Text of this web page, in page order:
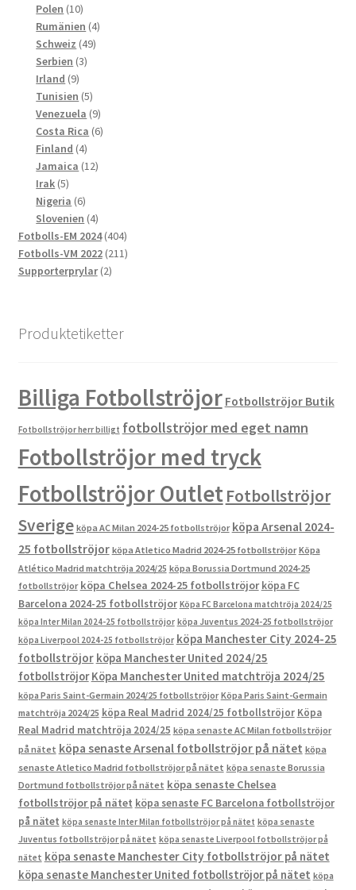
Polen 1010
produkter
Rumänien 44
Schweiz 4949
Serbien 33
Irland 99
produkter
Tunisien 55
produkter
Venezuela 99
produkter
Costa Rica 66
Finland 44
produkter
Jamaica 1212
Irak 55
produkter
Nigeria 66
produkter
Slovenien 44
produkter
Fotbolls-EM 2024 404404
produkter
Fotbolls-VM 2022 211211
Supporterprylar 22
Produktetiketter
Billiga Fotbollströjor Fotbollströjor Butik
Fotbollströjor herr billigt fotbollströjor med eget namn
Fotbollströjor med tryck
Fotbollströjor OutletFotbollströjor
Sverige köpa AC Milan 2024-25 fotbollströjor köpa Arsenal 2024-
25 fotbollströjor köpa Atletico Madrid 2024-25 fotbollströjor Köpa
Atlético Madrid matchtröja 2024/25 köpa Borussia Dortmund 2024-25
fotbollströjor köpa Chelsea 2024-25 fotbollströjor köpa FC
Barcelona 2024-25 fotbollströjor Köpa FC Barcelona matchtröja 2024/25
köpa Inter Milan 2024-25 fotbollströjor köpa Juventus 2024-25 fotbollströjor
köpa Liverpool 2024-25 fotbollströjor köpa Manchester City 2024-25
fotbollströjor köpa Manchester United 2024/25
fotbollströjor Köpa Manchester United matchtröja 2024/25
köpa Paris Saint-Germain 2024/25 fotbollströjor Köpa Paris Saint-Germain
matchtröja 2024/25 köpa Real Madrid 2024/25 fotbollströjor Köpa
Real Madrid matchtröja 2024/25 köpa senaste AC Milan fotbollströjor
på nätet köpa senaste Arsenal fotbollströjor på nätet köpa
senaste Atletico Madrid fotbollströjor på nätet köpa senaste Borussia
Dortmund fotbollströjor på nätet köpa senaste Chelsea
fotbollströjor på nätet köpa senaste FC Barcelona fotbollströjor
på nätet köpa senaste Inter Milan fotbollströjor på nätet köpa senaste
Juventus fotbollströjor på nätet köpa senaste Liverpool fotbollströjor på
nätet köpa senaste Manchester City fotbollströjor på nätet
köpa senaste Manchester United fotbollströjor på nätet köpa